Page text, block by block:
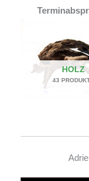
HOLZ
43